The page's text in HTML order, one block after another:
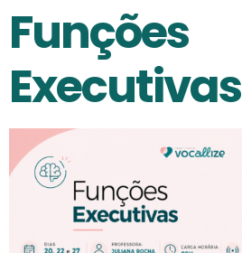
Funções
Executivas